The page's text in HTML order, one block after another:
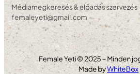
Médiamegkeresés & előadás szervezés
femaleyeti@gmail.com
Female Yeti © 2025 – Minden
Made byWhiteBox